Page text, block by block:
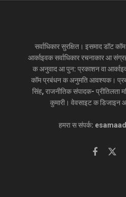
सर्वाधिकार सुरक्षित। इसमाद डॉट
आर्काइवक सर्वाधिकार रचनाकार आ
क अनुवाद आ पुन: प्रकाशन वा
कॉम प्रबंधन क अनुमति आवश्यक।
सिंह, राजनीतिक संपादक- प्रीतिलता
कुमारी। वेवसाइट क डिजाइन
हमरा स संपर्क: